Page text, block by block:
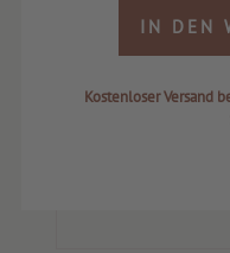
IN DEN
Kostenloser Versand